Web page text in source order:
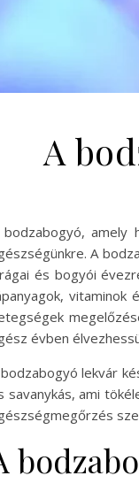
A
bodzabogyó, amely
A
és bogyói
vitaminok
évben
lekvár
savanykás, ami